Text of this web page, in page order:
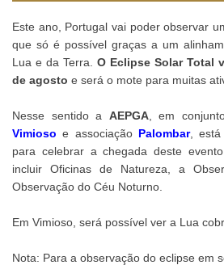
Este ano, Portugal vai poder observar
que só é possível graças a um
Lua e da Terra. O Eclipse Solar Total
de agosto e será o mote para muitas
Nesse sentido a AEPGA, em
Vimioso e associação Palombar, está
para celebrar a chegada deste
incluir Oficinas de Natureza, a
Observação do Céu Noturno.
Em Vimioso, será possível ver a Lua
Nota: Para a observação do eclipse em